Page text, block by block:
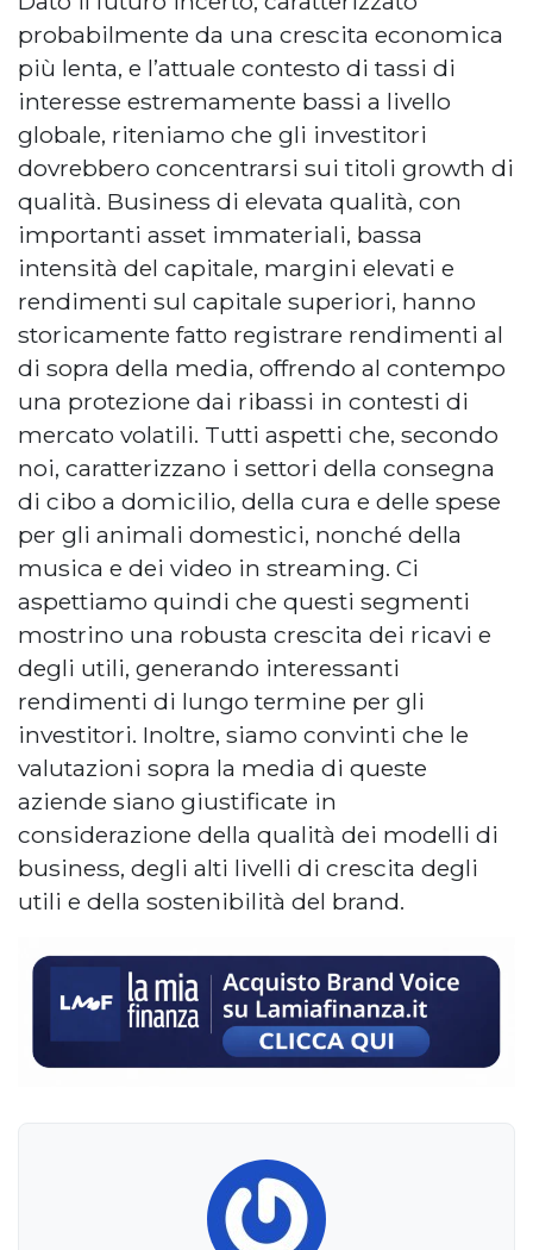
probabilmente da una crescita economica
più lenta, e l’attuale contesto di tassi di
interesse estremamente bassi a livello
globale, riteniamo che gli investitori
dovrebbero concentrarsi sui titoli growth di
qualità. Business di elevata qualità, con
importanti asset immateriali, bassa
intensità del capitale, margini elevati e
rendimenti sul capitale superiori, hanno
storicamente fatto registrare rendimenti al
di sopra della media, offrendo al contempo
una protezione dai ribassi in contesti di
mercato volatili. Tutti aspetti che, secondo
noi, caratterizzano i settori della consegna
di cibo a domicilio, della cura e delle spese
per gli animali domestici, nonché della
musica e dei video in streaming. Ci
aspettiamo quindi che questi segmenti
mostrino una robusta crescita dei ricavi e
degli utili, generando interessanti
rendimenti di lungo termine per gli
investitori. Inoltre, siamo convinti che le
valutazioni sopra la media di queste
aziende siano giustificate in
considerazione della qualità dei modelli di
business, degli alti livelli di crescita degli
utili e della sostenibilità del brand.